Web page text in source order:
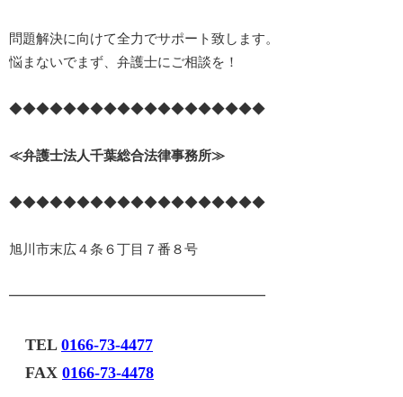
問題解決に向けて全力でサポート致します。
悩まないでまず、弁護士にご相談を！
◆◆◆◆◆◆◆◆◆◆◆◆◆◆◆◆◆◆◆
≪弁護士法人千葉総合法律事務所≫
◆◆◆◆◆◆◆◆◆◆◆◆◆◆◆◆◆◆◆
旭川市末広４条６丁目７番８号
━━━━━━━━━━━━━━━━━━━
TEL 0166-73-4477
FAX 0166-73-4478